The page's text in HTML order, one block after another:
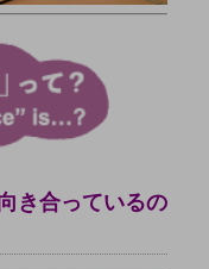
き合っているの